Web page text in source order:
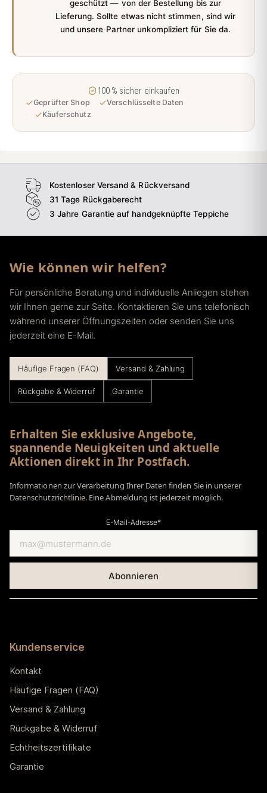
geschützt — von der Bestellung bis zur
Lieferung. Sollte etwas nicht stimmen, sind wir
und unsere Partner unkompliziert für Sie da.
100 % sicher einkaufen
Geprüfter Shop
Verschlüsselte Daten
Käuferschutz
Kostenloser Versand & Rückversand
31 Tage Rückgaberecht
3 Jahre Garantie auf handgeknüpfte Teppiche
Wie können wir helfen?
Für persönliche Beratung und individuelle Anliegen stehen
wir Ihnen gerne zur Seite. Kontaktieren Sie uns telefonisch
während unserer Öffnungszeiten oder senden Sie uns
jederzeit eine E-Mail.
Häufige Fragen (FAQ) Versand & Zahlung
Rückgabe & Widerruf Garantie
Erhalten Sie exklusive Angebote,
spannende Neuigkeiten und aktuelle
Aktionen direkt in Ihr Postfach.
Informationen zur Verarbeitung Ihrer Daten finden Sie in unserer
Datenschutzrichtlinie. Eine Abmeldung ist jederzeit möglich.
E-Mail-Adresse*
Kundenservice
Kontakt
Häufige Fragen (FAQ)
Versand & Zahlung
Rückgabe & Widerruf
Echtheitszertifikate
Garantie